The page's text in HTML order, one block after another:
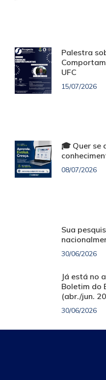
Palestra
UFC
15/07/2026
🎓 Quer se
08/07/2026
Sua
30/06/2026
Já está no
Boletim do
(abr./jun.
30/06/2026